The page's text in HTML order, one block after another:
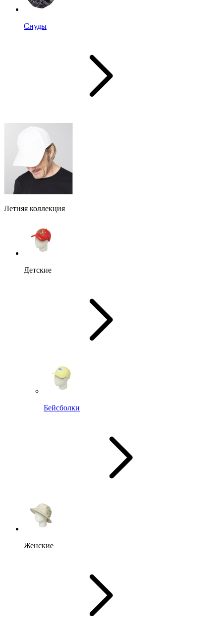
Снуды
Летняя коллекция
Детские
Бейсболки
Женские